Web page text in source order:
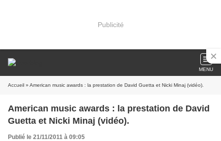
Publicité
MENU
Accueil » American music awards : la prestation de David Guetta et Nicki Minaj (vidéo).
American music awards : la prestation de David
Guetta et Nicki Minaj (vidéo).
Publié le 21/11/2011 à 09:05